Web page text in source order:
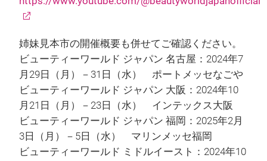
姉妹見本市の開催概要も併せてご確認ください。
ビューティーワールド ジャパン 名古屋：2024年7
月29日（月）－31日（水） ポートメッセなごや
ビューティーワールド ジャパン 大阪：2024年10
月21日（月）－23日（水） インテックス大阪
ビューティーワールド ジャパン 福岡：2025年2月
3日（月）－5日（水） マリンメッセ福岡
ビューティーワールド ミドルイースト：2024年10